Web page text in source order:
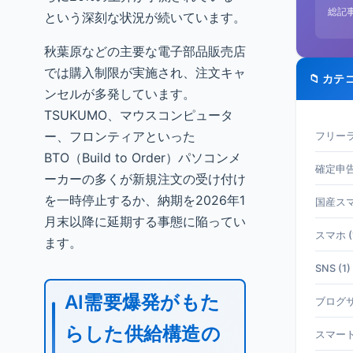
という深刻な状況が続いています。
秋葉原などの主要な電子部品販売店
では購入制限が実施され、注文キャ
ンセルが多発しています。
TSUKUMO、マウスコンピュータ
ー、フロンティアといった
BTO（Build to Order）パソコンメ
ーカーの多くが新規注文の受け付け
を一時停止するか、納期を2026年1
月末以降に延期する事態に陥ってい
ます。
AI需要爆発がもた
らした供給構造の
総記
📁 カテ
フリー
確定申
国産ス
スマホ
SNS (1)
ブログ
スマー